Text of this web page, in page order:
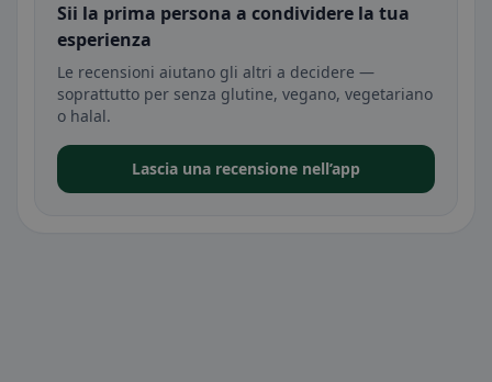
Sii la prima persona a condividere la tua
esperienza
Le recensioni aiutano gli altri a decidere —
soprattutto per senza glutine, vegano, vegetariano
o halal.
Lascia una recensione nell’app